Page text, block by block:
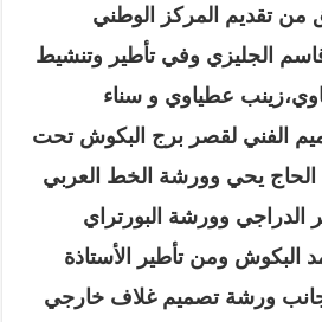
من تقديم المركز الوطني
الجليزي وفي تأطير وتنشيط
عطياوي و سناء
الفني لقصر برج البكوش تحت
الحاج يحي وورشة الخط العربي
الدراجي وورشة البورتراي
البكوش ومن تأطير الأستاذة
ورشة تصميم غلاف خارجي